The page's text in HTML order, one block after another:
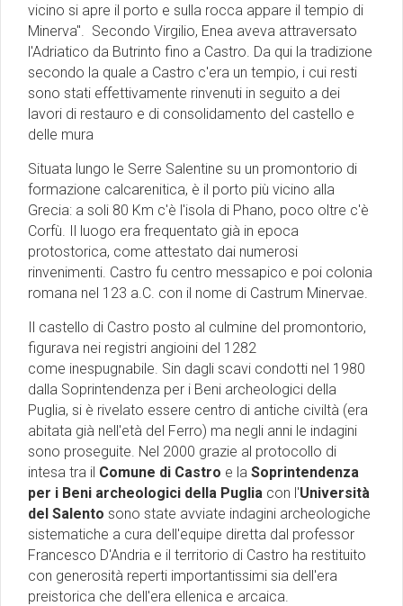
vicino si apre il porto e sulla rocca appare il tempio di
Minerva". Secondo Virgilio, Enea aveva attraversato
l'Adriatico da Butrinto fino a Castro. Da qui la tradizione
secondo la quale a Castro c'era un tempio, i cui resti
sono stati effettivamente rinvenuti in seguito a dei
lavori di restauro e di consolidamento del castello e
delle mura
Situata lungo le Serre Salentine su un promontorio di
formazione calcarenitica, è il porto più vicino alla
Grecia: a soli 80 Km c'è l'isola di Phano, poco oltre c'è
Corfù. Il luogo era frequentato già in epoca
protostorica, come attestato dai numerosi
rinvenimenti. Castro fu centro messapico e poi colonia
romana nel 123 a.C. con il nome di Castrum Minervae.
Il castello di Castro posto al culmine del promontorio,
figurava nei registri angioini del 1282
come inespugnabile. Sin dagli scavi condotti nel 1980
dalla Soprintendenza per i Beni archeologici della
Puglia, si è rivelato essere centro di antiche civiltà (era
abitata già nell'età del Ferro) ma negli anni le indagini
sono proseguite. Nel 2000 grazie al protocollo di
intesa tra il Comune di Castro e la Soprintendenza
per i Beni archeologici della Puglia con l'Università
del Salento sono state avviate indagini archeologiche
sistematiche a cura dell'equipe diretta dal professor
Francesco D'Andria e il territorio di Castro ha restituito
con generosità reperti importantissimi sia dell'era
preistorica che dell'era ellenica e arcaica.